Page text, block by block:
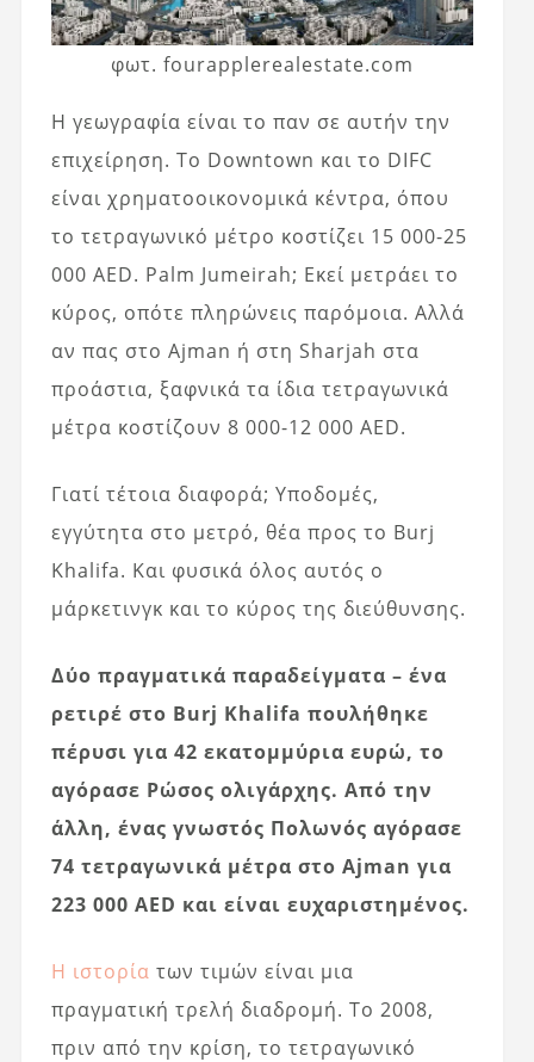
φωτ. fourapplerealestate.com
Η γεωγραφία είναι το παν σε αυτήν την
επιχείρηση. Το Downtown και το DIFC
είναι χρηματοοικονομικά κέντρα, όπου
το τετραγωνικό μέτρο κοστίζει 15 000-25
000 AED. Palm Jumeirah; Εκεί μετράει το
κύρος, οπότε πληρώνεις παρόμοια. Αλλά
αν πας στο Ajman ή στη Sharjah στα
προάστια, ξαφνικά τα ίδια τετραγωνικά
μέτρα κοστίζουν 8 000-12 000 AED.
Γιατί τέτοια διαφορά; Υποδομές,
εγγύτητα στο μετρό, θέα προς το Burj
Khalifa. Και φυσικά όλος αυτός ο
μάρκετινγκ και το κύρος της διεύθυνσης.
Δύο πραγματικά παραδείγματα – ένα
ρετιρέ στο Burj Khalifa πουλήθηκε
πέρυσι για 42 εκατομμύρια ευρώ, το
αγόρασε Ρώσος ολιγάρχης. Από την
άλλη, ένας γνωστός Πολωνός αγόρασε
74 τετραγωνικά μέτρα στο Ajman για
223 000 AED και είναι ευχαριστημένος.
Η ιστορία των τιμών είναι μια
πραγματική τρελή διαδρομή. Το 2008,
πριν από την κρίση, το τετραγωνικό